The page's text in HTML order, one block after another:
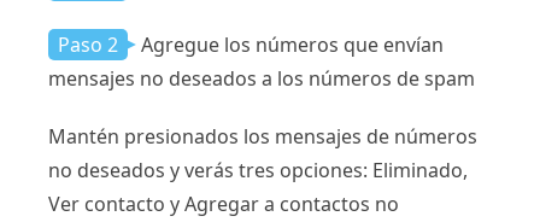
Paso 2
Agregue los números que envían
mensajes no deseados a los números de spam
Mantén presionados los mensajes de números
no deseados y verás tres opciones: Eliminado,
Ver contacto y Agregar a contactos no